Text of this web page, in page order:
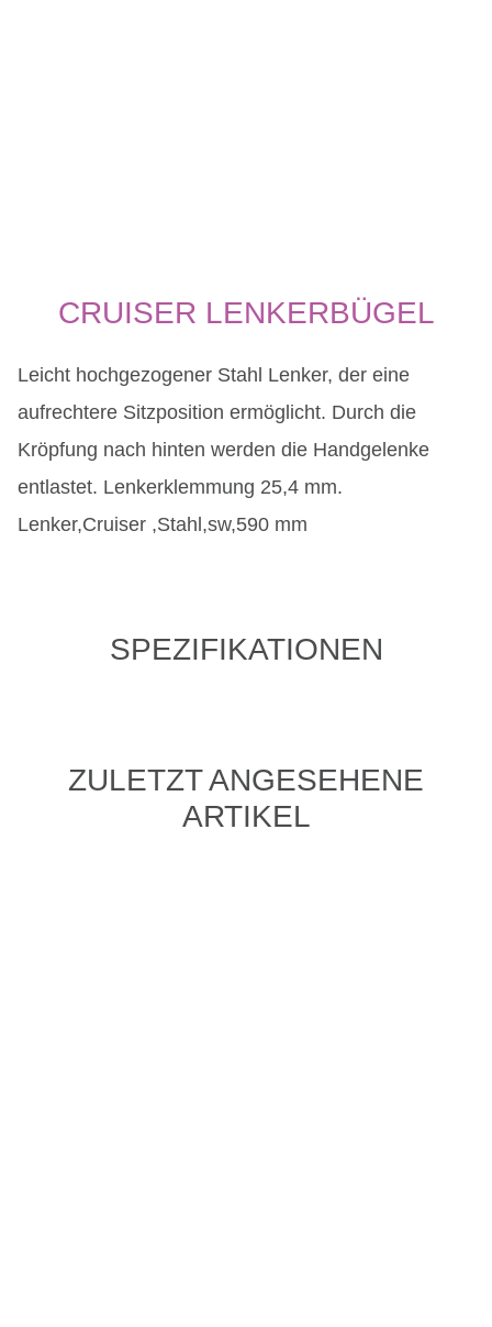
CRUISER LENKERBÜGEL
Leicht hochgezogener Stahl Lenker, der eine
aufrechtere Sitzposition ermöglicht. Durch die
Kröpfung nach hinten werden die Handgelenke
entlastet. Lenkerklemmung 25,4 mm.
Lenker,Cruiser ,Stahl,sw,590 mm
SPEZIFIKATIONEN
ZULETZT ANGESEHENE
ARTIKEL